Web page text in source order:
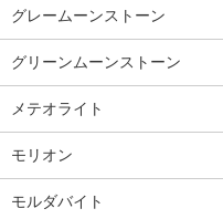
グレームーンストーン
グリーンムーンストーン
メテオライト
モリオン
モルダバイト